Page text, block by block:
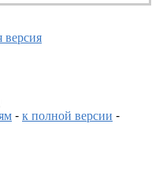
-к полной версии -